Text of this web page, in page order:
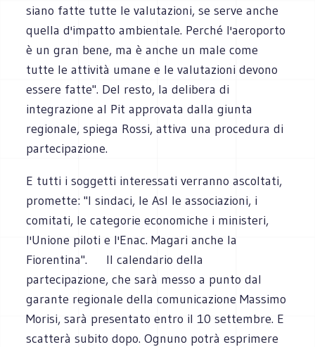
siano fatte tutte le valutazioni, se serve anche
quella d'impatto ambientale. Perché l'aeroporto
è un gran bene, ma è anche un male come
tutte le attività umane e le valutazioni devono
essere fatte". Del resto, la delibera di
integrazione al Pit approvata dalla giunta
regionale, spiega Rossi, attiva una procedura di
partecipazione.
E tutti i soggetti interessati verranno ascoltati,
promette: "I sindaci, le Asl le associazioni, i
comitati, le categorie economiche i ministeri,
l'Unione piloti e l'Enac. Magari anche la
Fiorentina". Il calendario della
partecipazione, che sarà messo a punto dal
garante regionale della comunicazione Massimo
Morisi, sarà presentato entro il 10 settembre. E
scatterà subito dopo. Ognuno potrà esprimere